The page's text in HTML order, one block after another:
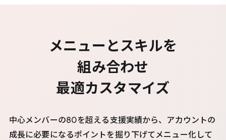
メニューとスキルを
組み合わせ
最適カスタマイズ
中心メンバーの80を超える支援実績から、アカウントの
成長に必要になるポイントを掘り下げてメニュー化して